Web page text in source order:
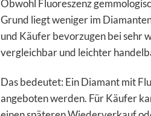
Obwohl Fluoreszenz
Grund liegt weniger im
und Käufer bevorzugen bei sehr
vergleichbar und leichter
Das bedeutet: Ein Diamant mit
angeboten werden. Für Käufer